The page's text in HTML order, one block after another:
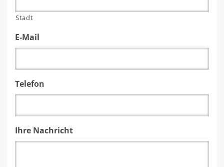
Stadt
E-Mail
Telefon
Ihre Nachricht